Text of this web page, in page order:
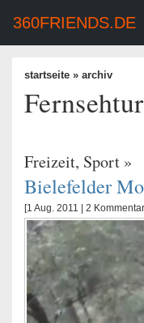
360FRIENDS.DE
startseite » archiv
Freizeit, Sport »
Bielefelder
[1 Aug. 2011 | 2